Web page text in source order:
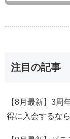
注目の記事
【8月最新】3周
得に入会するな